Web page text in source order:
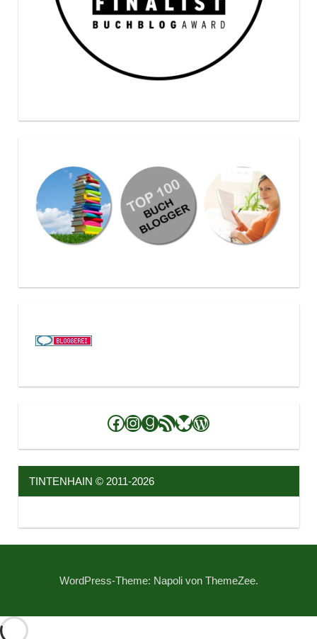
Facebook
Instagram
Goodreads
RSS-Feed
Bluesky
WordPress
TINTENHAIN © 2011-2026
WordPress-Theme: Napoli von ThemeZee.